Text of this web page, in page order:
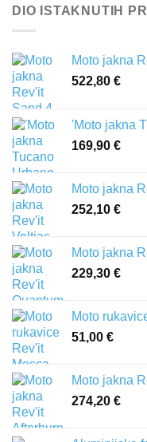
DIO ISTAKNUTIH
Moto jakna
522,80 €
'Moto jakna
169,90 €
Moto jakna
252,10 €
Moto jakna
229,30 €
Moto
51,00 €
Moto jakna
274,20 €